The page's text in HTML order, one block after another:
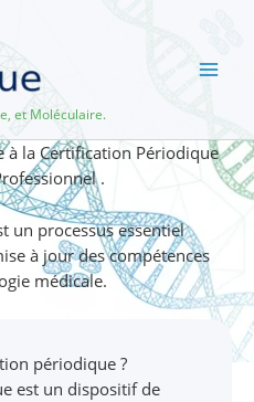
et Moléculaire.
à la Certification Périodique
.
un processus essentiel
à jour des compétences
médicale.
périodique ?
est un dispositif de